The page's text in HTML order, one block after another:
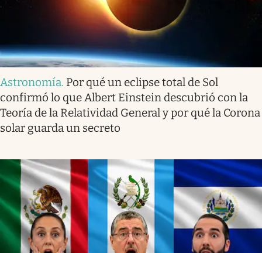
Astronomía. Por qué un eclipse total de Sol
confirmó lo que Albert Einstein descubrió con la
Teoría de la Relatividad General y por qué la Corona
solar guarda un secreto